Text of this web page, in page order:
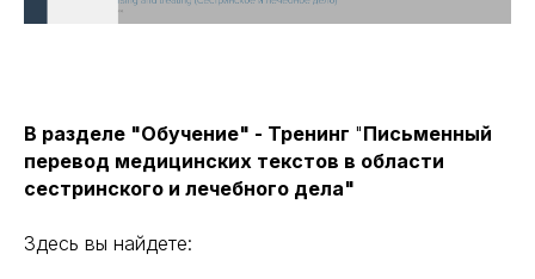
В разделе "Обучение" - Тренинг "Письменный
перевод медицинских текстов в области
сестринского и лечебного дела"
Здесь вы найдете: